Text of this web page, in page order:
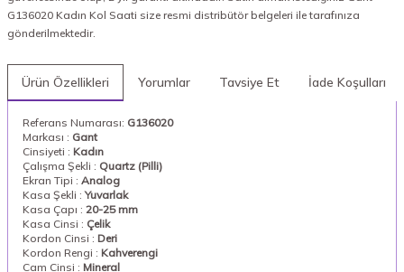
G136020 Kadın Kol Saati size resmi distribütör belgeleri ile tarafınıza
gönderilmektedir.
Ürün Özellikleri Yorumlar Tavsiye Et İade Koşulları
Referans Numarası: G136020
Markası : Gant
Cinsiyeti : Kadın
Çalışma Şekli : Quartz (Pilli)
Ekran Tipi : Analog
Kasa Şekli :Yuvarlak
Kasa Çapı : 20-25 mm
Kasa Cinsi : Çelik
Kordon Cinsi : Deri
Kordon Rengi : Kahverengi
Cam Cinsi : Mineral